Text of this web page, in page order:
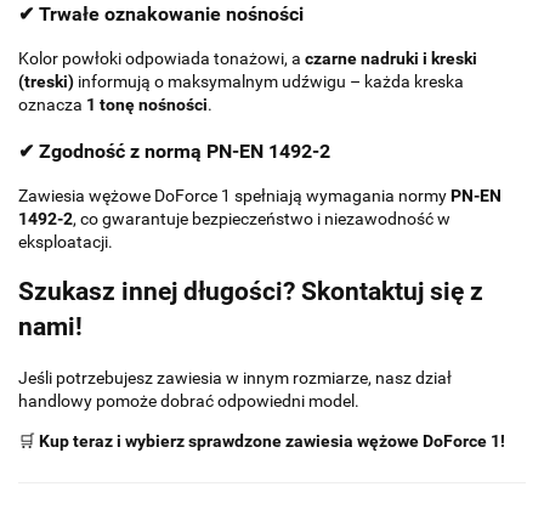
✔ Trwałe oznakowanie nośności
Kolor powłoki odpowiada tonażowi, a czarne nadruki i kreski
(treski) informują o maksymalnym udźwigu – każda kreska
oznacza 1 tonę nośności.
✔ Zgodność z normą PN-EN 1492-2
Zawiesia wężowe DoForce 1 spełniają wymagania normyPN-EN
1492-2, co gwarantuje bezpieczeństwo i niezawodność w
eksploatacji.
Szukasz innej długości? Skontaktuj się z
nami!
Jeśli potrzebujesz zawiesia w innym rozmiarze, nasz dział
handlowy pomoże dobrać odpowiedni model.
🛒 Kup teraz i wybierz sprawdzone zawiesia wężowe DoForce 1!